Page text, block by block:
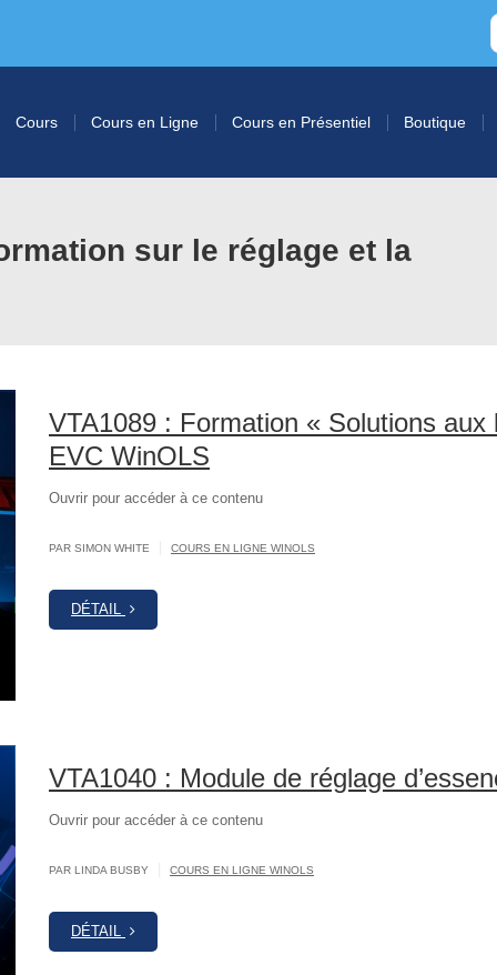
Cours Cours en Ligne Cours en Présentiel Boutique
sur le réglage et la
VTA1089 : Formation « Solutions
EVC WinOLS
Ouvrir pour accéder à ce contenu
PAR SIMON WHITE COURS EN LIGNE WINOLS
DÉTAIL
VTA1040 : Module de réglage
Ouvrir pour accéder à ce contenu
PAR LINDA BUSBY COURS EN LIGNE WINOLS
DÉTAIL